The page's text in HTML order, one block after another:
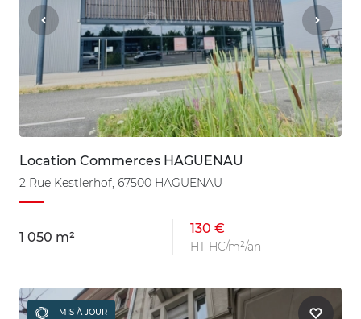
Location Commerces HAGUENAU
2 Rue Kestlerhof, 67500 HAGUENAU
1 050 m²
130 €
HT HC/m²/an
MIS À JOUR